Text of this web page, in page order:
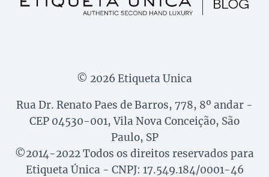
© 2026 Etiqueta Unica
Rua Dr. Renato Paes de Barros, 778, 8º andar -
CEP 04530-001, Vila Nova Conceição, São
Paulo, SP
©2014-2022 Todos os direitos reservados para
Etiqueta Única - CNPJ: 17.549.184/0001-46